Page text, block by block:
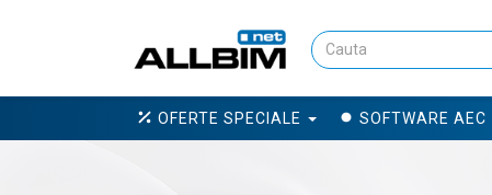
OFERTE SPECIALE SOFTWARE AEC